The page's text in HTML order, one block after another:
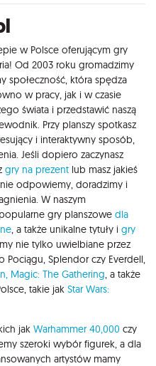
w Polsce oferującym gry
Od 2003 roku gromadzimy
społeczność, która spędza
w pracy, jak i w czasie
świata i przedstawić naszą
Przy planszy spotkasz
i interaktywny sposób,
Jeśli dopiero zaczynasz
gry na prezent lub masz jakieś
odpowiemy, doradzimy i
W naszym
gry planszowe dla
, a także unikalne tytuły i gry
nie tylko uwielbiane przez
Pociągu, Splendor czy Everdell,
Magic: The Gathering, a także
takie jak Star Wars:
jak Warhammer 40,000 czy
szeroki wybór figurek, a dla
artystów mamy